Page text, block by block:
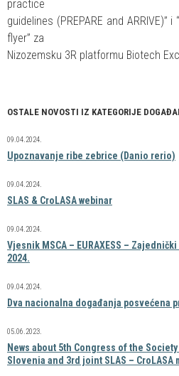
practice
guidelines (PREPARE and ARRIVE)”
flyer” za
Nizozemsku 3R platformu Biotech
OSTALE NOVOSTI IZ KATEGORIJE
Upoznavanje ribe zebrice (Danio rerio)
09.04.2024.
SLAS & CroLASA webinar
09.04.2024.
Vjesnik MSCA – EURAXESS –
2024.
09.04.2024.
Dva nacionalna događanja posvećena
09.04.2024.
News about 5th Congress of the
Slovenia and 3rd joint SLAS – CroLASA
05.06.2023.